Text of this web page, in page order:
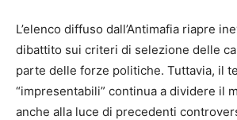
L’elenco diffuso dall’Antimafia riapre
dibattito sui criteri di selezione delle
parte delle forze politiche. Tuttavia, il
“impresentabili” continua a dividere il
anche alla luce di precedenti